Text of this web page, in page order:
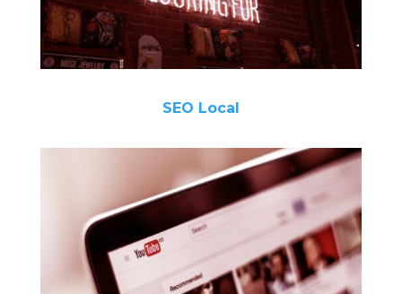
SEO Local